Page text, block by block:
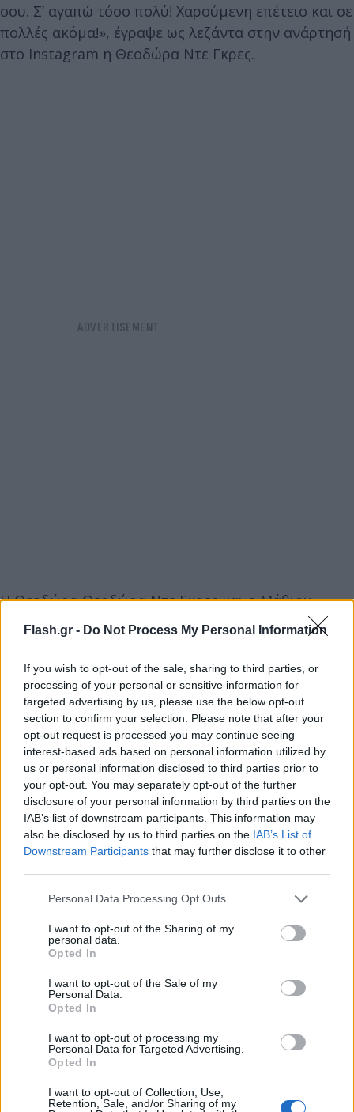
Flash.gr - Do Not Process My Personal Information
If you wish to opt-out of the sale, sharing to third parties, or
processing of your personal or sensitive information for
targeted advertising by us, please use the below opt-out
section to confirm your selection. Please note that after your
opt-out request is processed you may continue seeing
interest-based ads based on personal information utilized by
us or personal information disclosed to third parties prior to
your opt-out. You may separately opt-out of the further
disclosure of your personal information by third parties on the
IAB’s list of downstream participants. This information may
also be disclosed by us to third parties on the IAB’s List of
Downstream Participants that may further disclose it to other
Please note that this website/app uses one or more Google
not limited to your visit or usage behaviour. You may click to
grant or deny consent to Google and its third-party tags to
use your data for below specified purposes in below Google
consent section.
Personal Data Processing Opt Outs
I want to opt-out of the Sharing of my
personal data.
Opted In
I want to opt-out of the Sale of my
Personal Data.
Opted In
I want to opt-out of processing my
Personal Data for Targeted Advertising.
Opted In
I want to opt-out of Collection, Use,
Retention, Sale, and/or Sharing of my
σου. Σ’ αγαπώ τόσο πολύ! Χαρούμενη επέτειο και σε
πολλές ακόμα!», έγραψε ως λεζάντα στην ανάρτησή
στο Instagram η Θεοδώρα Ντε Γκρες.
Η Θεοδώρα Θεοδώρα Ντε Γκρες και ο Μάθιου
Κουμάρ παντρεύτηκαν το Σάββατο 28 Σεπτεμβρίου
2024 στη Μητρόπολη Αθηνών, παρουσία στενών
συγγενών και φίλων, μετά από δύο αναβολές.
Οι καλεσμένοι ήταν περίπου 250, μεταξύ των
οποίων μέλη βασιλικών οικογενειών της Ευρώπης,
όπως η θεία της νύφης, βασίλισσα Σοφία της
Ισπανίας. Δύο από τα αδέρφια της Θεοδώρας, ο
Παύλος και ο Φίλιππος, καθώς και ο ανιψιός της
Αχιλλέας - Ανδρέας, ήταν οι κουμπάροι.